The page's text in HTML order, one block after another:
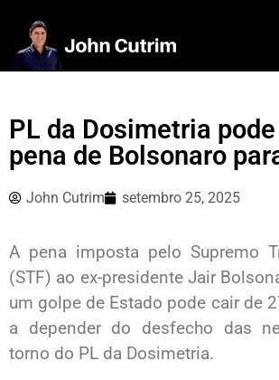
PL da Dosimetria
pena de Bolsonaro
John Cutrim setembro 25, 2025
A pena imposta pelo Supremo
(STF) ao ex-presidente Jair
um golpe de Estado pode cair de
a depender do desfecho das
torno do PL da Dosimetria.